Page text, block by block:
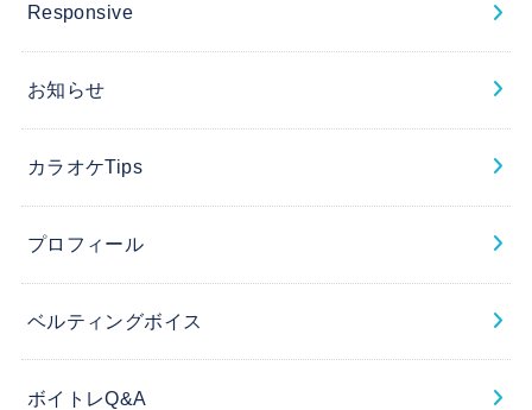
Responsive
お知らせ
カラオケTips
プロフィール
ベルティングボイス
ボイトレQ&A